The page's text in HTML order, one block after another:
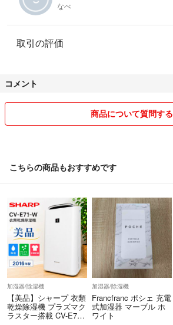
なべ
取引の評価
コメント
商品について質問する
こちらの商品もおすすめです
加湿器/除湿機
【美品】シャープ 衣類
乾燥除湿機 プラズマク
ラスター搭載 CV-E71-
加湿器/除湿機
Francfranc ポシェ 充電
式加湿器 マーブル ホ
ワイト